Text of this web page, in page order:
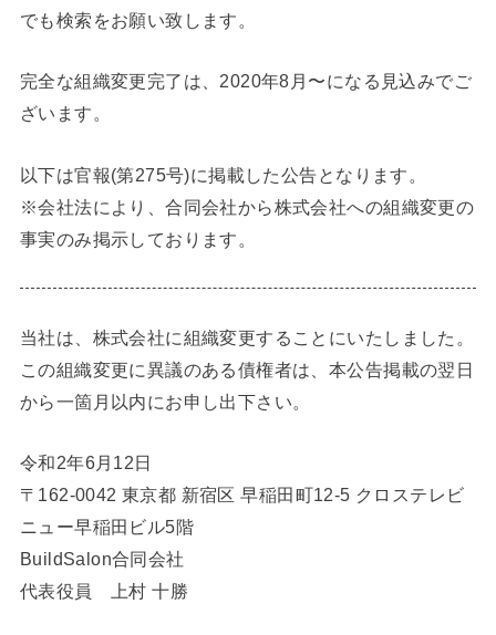
でも検索をお願い致します。
完全な組織変更完了は、2020年8月〜になる見込みでご
ざいます。
以下は官報(第275号)に掲載した公告となります。
※会社法により、合同会社から株式会社への組織変更の
事実のみ掲示しております。
当社は、株式会社に組織変更することにいたしました。
この組織変更に異議のある債権者は、本公告掲載の翌日
から一箇月以内にお申し出下さい。
令和2年6月12日
〒162-0042 東京都 新宿区 早稲田町12-5 クロステレビ
ニュー早稲田ビル5階
BuildSalon合同会社
代表役員 上村 十勝